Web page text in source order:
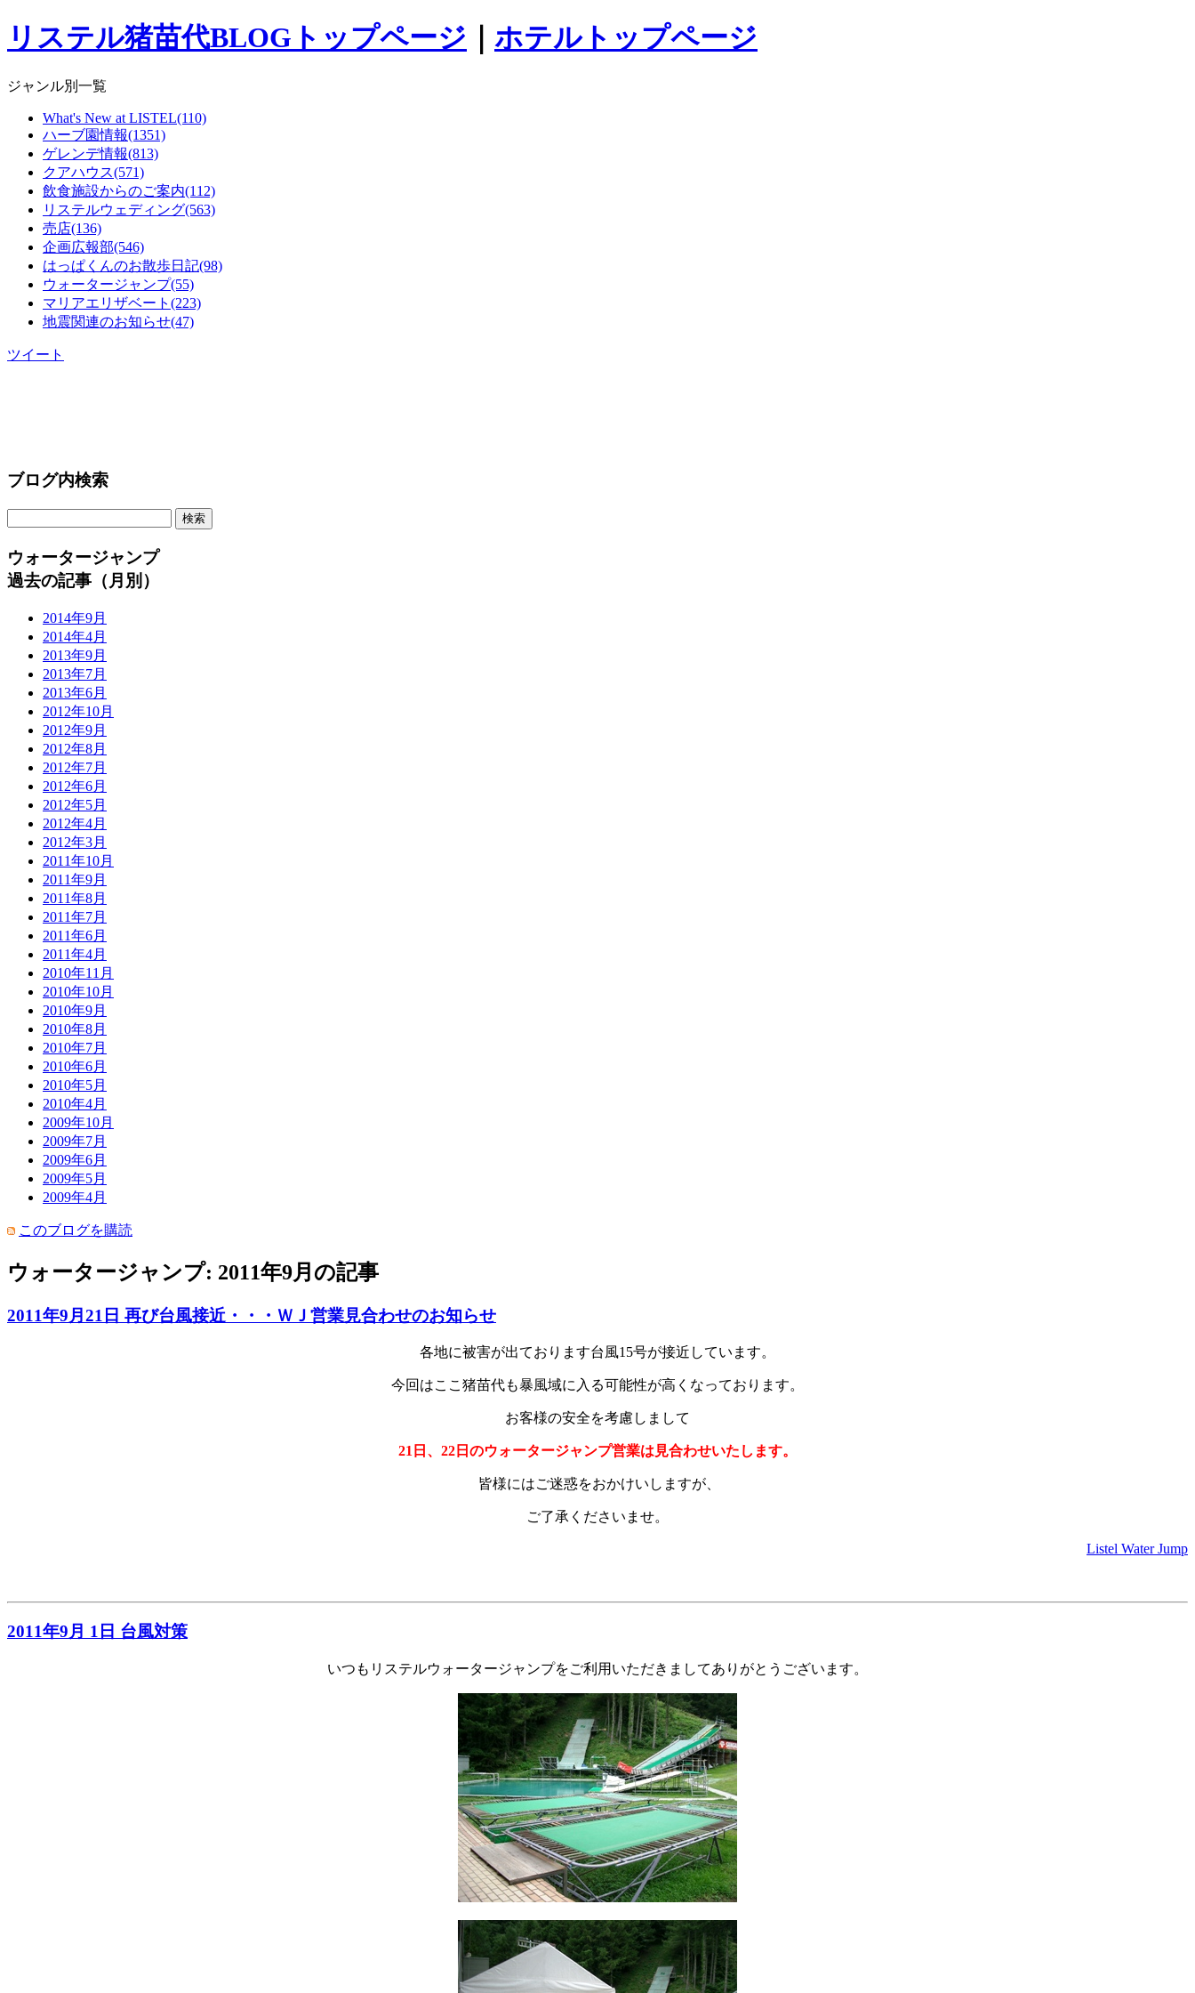
リステル猪苗代BLOGトップページ ホテルトップページ
ジャンル別一覧
What's New at LISTEL(110)
ハーブ園情報(1351)
ゲレンデ情報(813)
クアハウス(571)
飲食施設からのご案内(112)
リステルウェディング(563)
売店(136)
企画広報部(546)
はっぱくんのお散歩日記(98)
ウォータージャンプ(55)
マリアエリザベート(223)
地震関連のお知らせ(47)
ツイート
ブログ内検索
ウォータージャンプ
過去の記事（月別）
2014年9月
2014年4月
2013年9月
2013年7月
2013年6月
2012年10月
2012年9月
2012年8月
2012年7月
2012年6月
2012年5月
2012年4月
2012年3月
2011年10月
2011年9月
2011年8月
2011年7月
2011年6月
2011年4月
2010年11月
2010年10月
2010年9月
2010年8月
2010年7月
2010年6月
2010年5月
2010年4月
2009年10月
2009年7月
2009年6月
2009年5月
2009年4月
このブログを購読
ウォータージャンプ: 2011年9月の記事
2011年9月21日 再び台風接近・・・ＷＪ営業見合わせのお知らせ
各地に被害が出ております台風15号が接近しています。
今回はここ猪苗代も暴風域に入る可能性が高くなっております。
お客様の安全を考慮しまして
21日、22日のウォータージャンプ営業は見合わせいたします。
皆様にはご迷惑をおかけいしますが、
ご了承くださいませ。
Listel Water Jump
2011年9月 1日 台風対策
いつもリステルウォータージャンプをご利用いただきましてありがとうございます。